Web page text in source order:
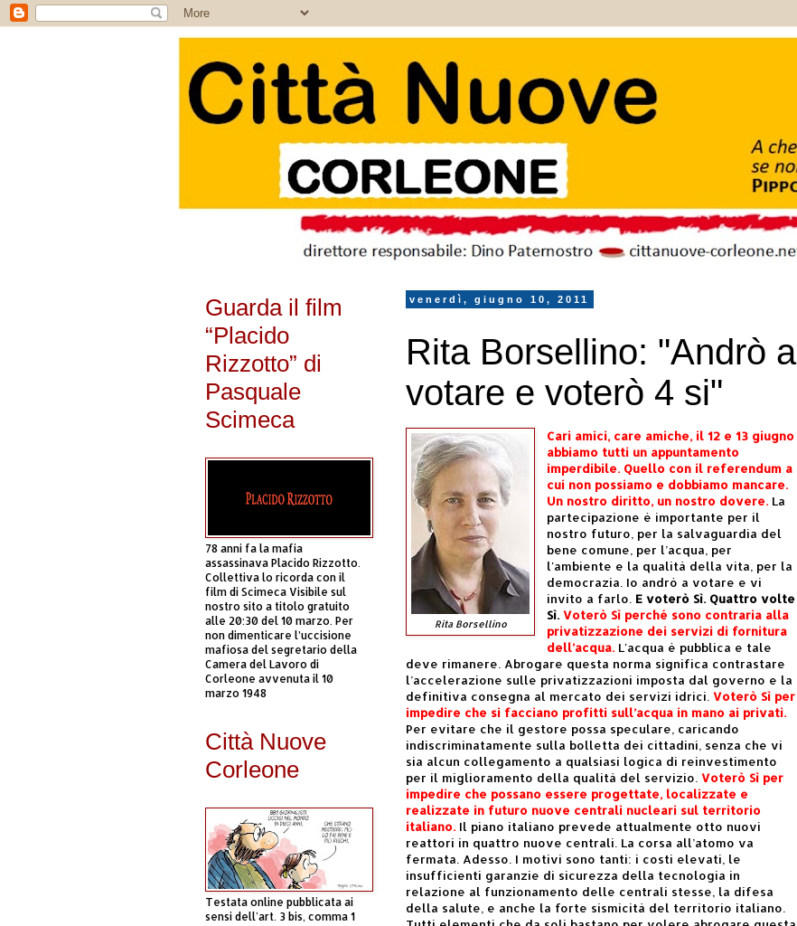
venerdì, giugno 10, 2011
Rita Borsellino: "Andrò a
votare e voterò 4 si"
Rita Borsellino
Cari amici, care amiche, il 12 e 13 giugno
abbiamo tutti un appuntamento
imperdibile. Quello con il referendum a
cui non possiamo e dobbiamo mancare.
Un nostro diritto, un nostro dovere. La
partecipazione è importante per il
nostro futuro, per la salvaguardia del
bene comune, per l’acqua, per
l'ambiente e la qualità della vita, per la
democrazia. Io andrò a votare e vi
invito a farlo. E voterò Sì. Quattro volte
Sì. Voterò Sì perché sono contraria alla
privatizzazione dei servizi di fornitura
dell’acqua. L'acqua è pubblica e tale
deve rimanere. Abrogare questa norma significa contrastare
l’accelerazione sulle privatizzazioni imposta dal governo e la
definitiva consegna al mercato dei servizi idrici. Voterò Sì per
impedire che si facciano profitti sull’acqua in mano ai privati.
Per evitare che il gestore possa speculare, caricando
indiscriminatamente sulla bolletta dei cittadini, senza che vi
sia alcun collegamento a qualsiasi logica di reinvestimento
per il miglioramento della qualità del servizio. Voterò Sì per
impedire che possano essere progettate, localizzate e
realizzate in futuro nuove centrali nucleari sul territorio
italiano. Il piano italiano prevede attualmente otto nuovi
reattori in quattro nuove centrali. La corsa all’atomo va
fermata. Adesso. I motivi sono tanti: i costi elevati, le
insufficienti garanzie di sicurezza della tecnologia in
relazione al funzionamento delle centrali stesse, la difesa
della salute, e anche la forte sismicità del territorio italiano.
Guarda il film
“Placido
Rizzotto” di
Pasquale
Scimeca
78 anni fa la mafia
assassinava Placido Rizzotto.
Collettiva lo ricorda con il
film di Scimeca Visibile sul
nostro sito a titolo gratuito
alle 20:30 del 10 marzo. Per
non dimenticare l’uccisione
mafiosa del segretario della
Camera del Lavoro di
Corleone avvenuta il 10
marzo 1948
Città Nuove
Corleone
Testata online pubblicata ai
sensi dell'art. 3 bis, comma 1